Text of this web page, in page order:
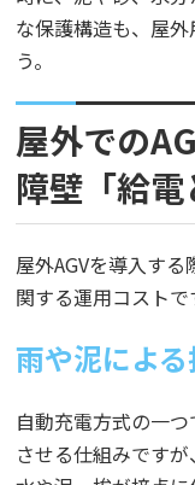
な保護構造も、屋
う。
屋外での
障壁「給電
屋外AGVを導入す
関する運用コストで
雨や泥によ
自動充電方式の一
させる仕組みです